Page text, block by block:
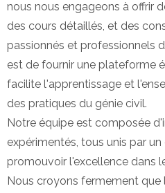
nous nous engageons à offrir
des cours détaillés, et des
passionnés et professionnels
est de fournir une plateforme
facilite l'apprentissage et
des pratiques du génie civil.
Notre équipe est composée
expérimentés, tous unis par
promouvoir l'excellence dans
Nous croyons fermement que